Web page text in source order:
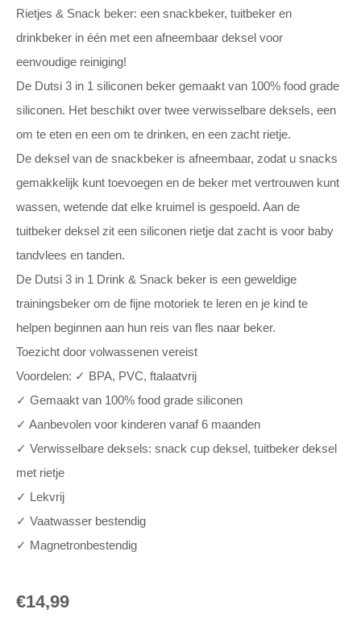
Rietjes & Snack beker: een snackbeker, tuitbeker en
drinkbeker in één met een afneembaar deksel voor
eenvoudige reiniging!
De Dutsi 3 in 1 siliconen beker gemaakt van 100% food grade
siliconen. Het beschikt over twee verwisselbare deksels, een
om te eten en een om te drinken, en een zacht rietje.
De deksel van de snackbeker is afneembaar, zodat u snacks
gemakkelijk kunt toevoegen en de beker met vertrouwen kunt
wassen, wetende dat elke kruimel is gespoeld. Aan de
tuitbeker deksel zit een siliconen rietje dat zacht is voor baby
tandvlees en tanden.
De Dutsi 3 in 1 Drink & Snack beker is een geweldige
trainingsbeker om de fijne motoriek te leren en je kind te
helpen beginnen aan hun reis van fles naar beker.
Toezicht door volwassenen vereist
Voordelen: ✓ BPA, PVC, ftalaatvrij
✓ Gemaakt van 100% food grade siliconen
✓ Aanbevolen voor kinderen vanaf 6 maanden
✓ Verwisselbare deksels: snack cup deksel, tuitbeker deksel
met rietje
✓ Lekvrij
✓ Vaatwasser bestendig
✓ Magnetronbestendig
€14,99